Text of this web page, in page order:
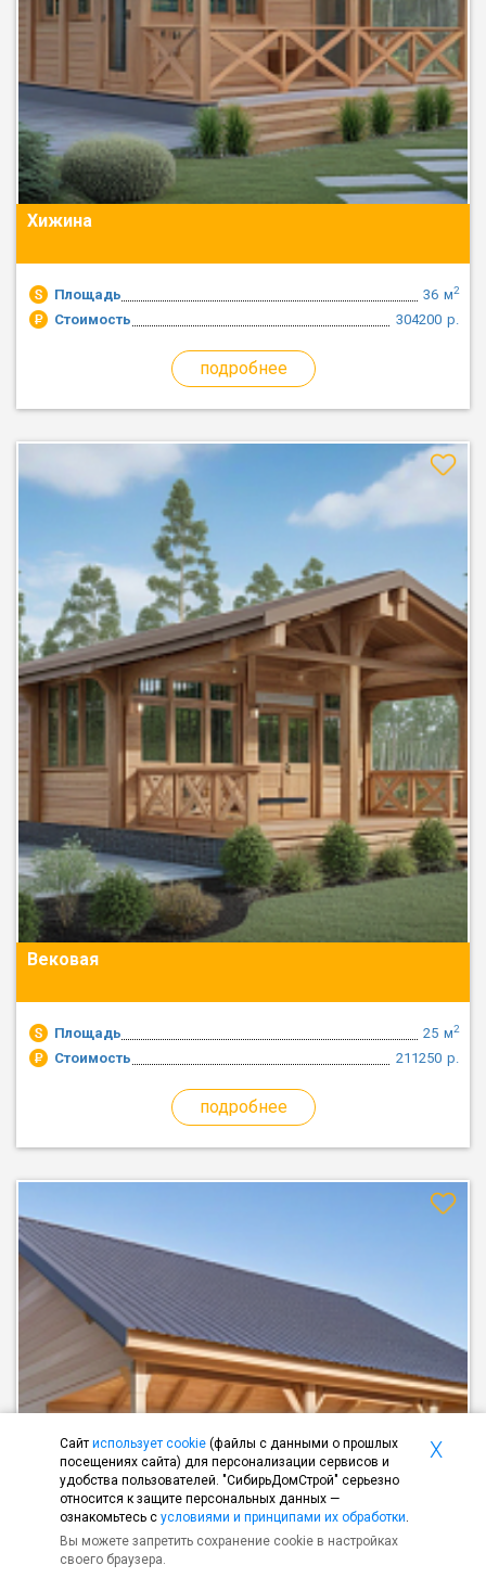
Хижина
Площадь м2
36
Стоимость
р.
304200
подробнее
Вековая
Площадь м2
25
Стоимость
р.
211250
подробнее
Цены уточняйте у менеджера - они находятся на перерасчете
Сайт использует cookie (файлы с данными о прошлых
посещениях сайта) для персонализации сервисов и
удобства пользователей. "СибирьДомСтрой" серьезно
относится к защите персональных данных —
ознакомьтесь с условиями и принципами их обработки.
Вы можете запретить сохранение cookie в настройках
своего браузера.
X